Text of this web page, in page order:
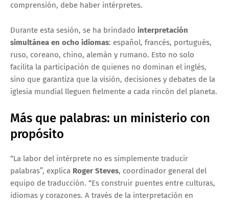
comprensión, debe haber intérpretes.
Durante esta sesión, se ha brindado interpretación
simultánea en ocho idiomas: español, francés, portugués,
ruso, coreano, chino, alemán y rumano. Esto no solo
facilita la participación de quienes no dominan el inglés,
sino que garantiza que la visión, decisiones y debates de la
iglesia mundial lleguen fielmente a cada rincón del planeta.
Más que palabras: un ministerio con
propósito
“La labor del intérprete no es simplemente traducir
palabras”, explica Roger Steves, coordinador general del
equipo de traducción. “Es construir puentes entre culturas,
idiomas y corazones. A través de la interpretación en